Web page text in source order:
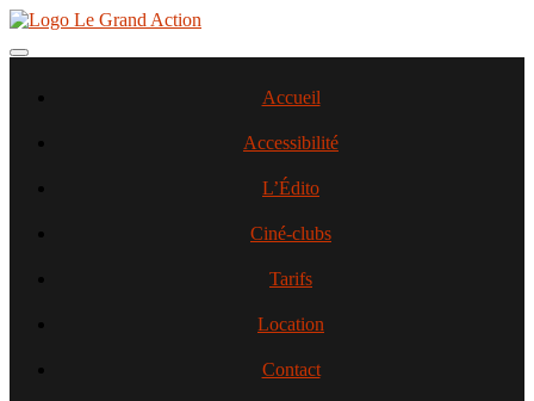
Aller
contenu
Toggle navigation
Accueil
Accessibilité
L’Édito
Ciné-clubs
Tarifs
Location
Contact